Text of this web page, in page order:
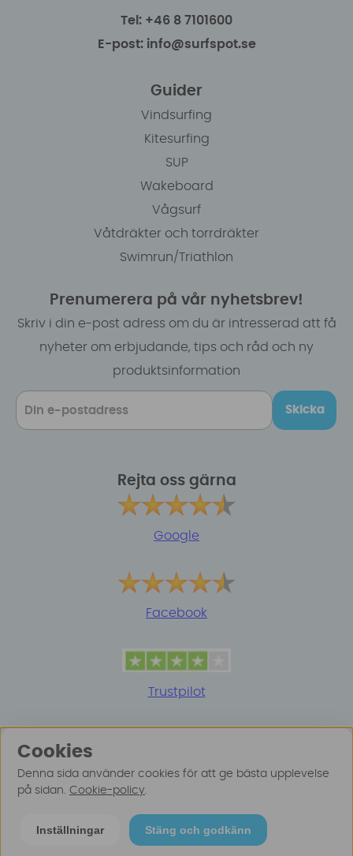
Tel: +46 8 7101600
E-post: info@surfspot.se
Guider
Vindsurfing
Kitesurfing
SUP
Wakeboard
Vågsurf
Våtdräkter och torrdräkter
Swimrun/Triathlon
Prenumerera på vår nyhetsbrev!
Skriv i din e-post adress om du är intresserad att få
nyheter om erbjudande, tips och råd och ny
produktsinformation
Skicka
Rejta oss gärna
Google
Facebook
Trustpilot
mer här
Cookies
Denna sida använder cookies för att ge bästa upplevelse
på sidan. Cookie-policy.
Inställningar Stäng och godkänn